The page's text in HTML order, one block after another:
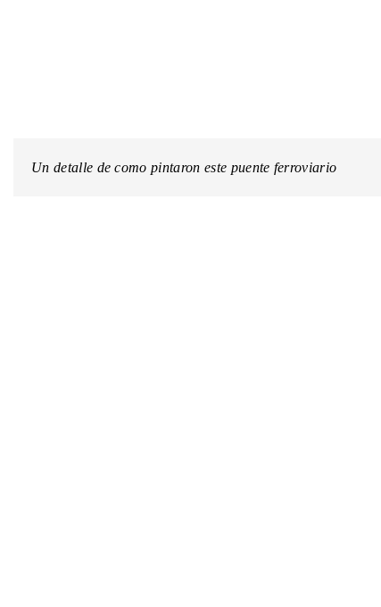
Un detalle de como pintaron este puente ferroviario